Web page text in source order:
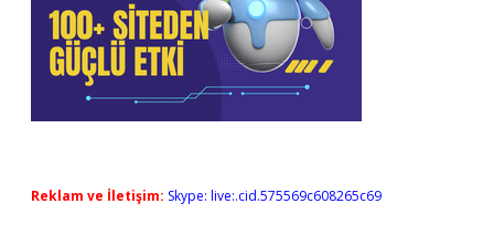
Reklam ve İletişim: Skype: live:.cid.575569c608265c69